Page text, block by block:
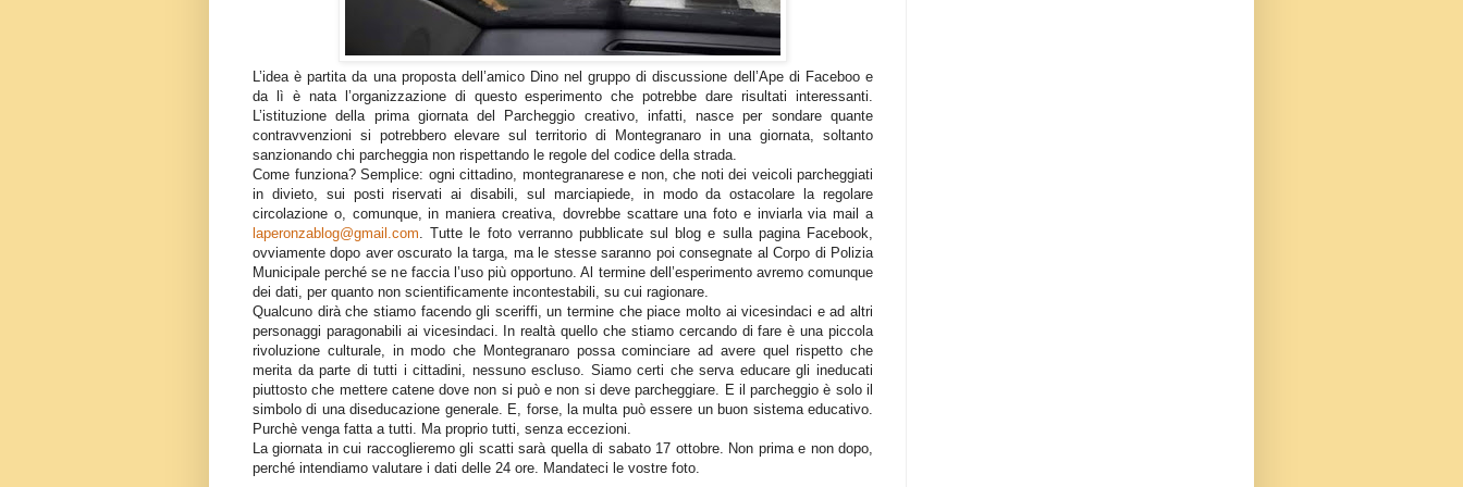
L’idea è partita da una proposta dell’amico Dino nel gruppo di discussione dell’Ape di Faceboo e
da lì è nata l’organizzazione di questo esperimento che potrebbe dare risultati interessanti.
L’istituzione della prima giornata del Parcheggio creativo, infatti, nasce per sondare quante
contravvenzioni si potrebbero elevare sul territorio di Montegranaro in una giornata, soltanto
sanzionando chi parcheggia non rispettando le regole del codice della strada.
Come funziona? Semplice: ogni cittadino, montegranarese e non, che noti dei veicoli parcheggiati
in divieto, sui posti riservati ai disabili, sul marciapiede, in modo da ostacolare la regolare
circolazione o, comunque, in maniera creativa, dovrebbe scattare una foto e inviarla via mail a
laperonzablog@gmail.com . Tutte le foto verranno pubblicate sul blog e sulla pagina Facebook,
ovviamente dopo aver oscurato la targa, ma le stesse saranno poi consegnate al Corpo di Polizia
Municipale perché se ne faccia l’uso più opportuno. Al termine dell’esperimento avremo comunque
dei dati, per quanto non scientificamente incontestabili, su cui ragionare.
Qualcuno dirà che stiamo facendo gli sceriffi, un termine che piace molto ai vicesindaci e ad altri
personaggi paragonabili ai vicesindaci. In realtà quello che stiamo cercando di fare è una piccola
rivoluzione culturale, in modo che Montegranaro possa cominciare ad avere quel rispetto che
merita da parte di tutti i cittadini, nessuno escluso. Siamo certi che serva educare gli ineducati
piuttosto che mettere catene dove non si può e non si deve parcheggiare. E il parcheggio è solo il
simbolo di una diseducazione generale. E, forse, la multa può essere un buon sistema educativo.
Purchè venga fatta a tutti. Ma proprio tutti, senza eccezioni.
La giornata in cui raccoglieremo gli scatti sarà quella di sabato 17 ottobre. Non prima e non dopo,
perché intendiamo valutare i dati delle 24 ore. Mandateci le vostre foto.